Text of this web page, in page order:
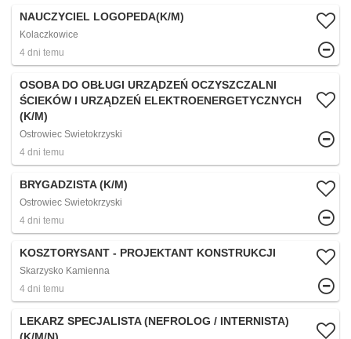
NAUCZYCIEL LOGOPEDA(K/M)
Kolaczkowice
4 dni temu
OSOBA DO OBŁUGI URZĄDZEŃ OCZYSZCZALNI
ŚCIEKÓW I URZĄDZEŃ ELEKTROENERGETYCZNYCH
(K/M)
Ostrowiec Swietokrzyski
4 dni temu
BRYGADZISTA (K/M)
Ostrowiec Swietokrzyski
4 dni temu
KOSZTORYSANT - PROJEKTANT KONSTRUKCJI
Skarzysko Kamienna
4 dni temu
LEKARZ SPECJALISTA (NEFROLOG / INTERNISTA)